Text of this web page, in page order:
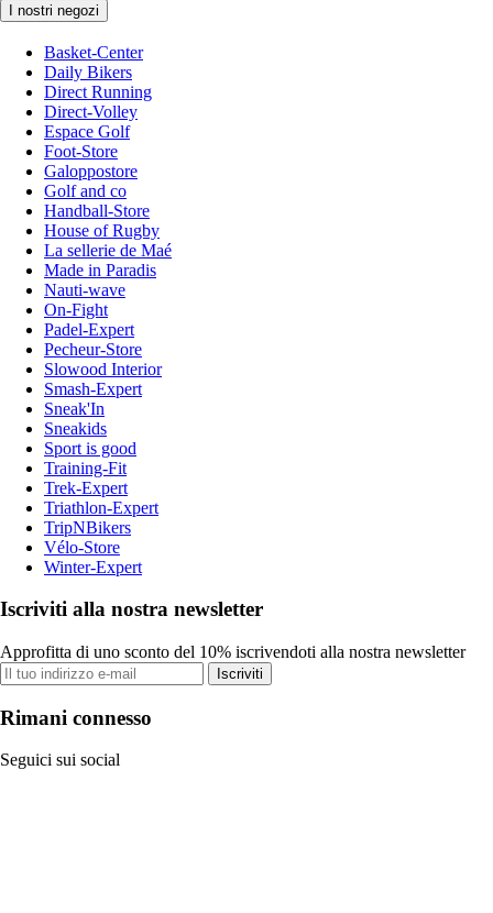
I nostri negozi
Basket-Center
Daily Bikers
Direct Running
Direct-Volley
Espace Golf
Foot-Store
Galoppostore
Golf and co
Handball-Store
House of Rugby
La sellerie de Maé
Made in Paradis
Nauti-wave
On-Fight
Padel-Expert
Pecheur-Store
Slowood Interior
Smash-Expert
Sneak'In
Sneakids
Sport is good
Training-Fit
Trek-Expert
Triathlon-Expert
TripNBikers
Vélo-Store
Winter-Expert
Iscriviti alla nostra newsletter
Approfitta di uno sconto del 10% iscrivendoti alla nostra newsletter
Iscriviti
Rimani connesso
Seguici sui social